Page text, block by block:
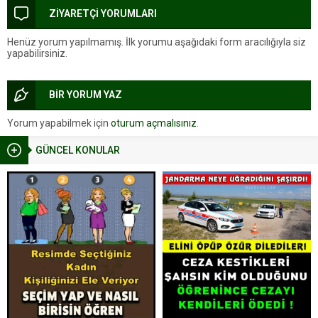
GÜNCEL KONULAR
ZİYARETÇİ YORUMLARI
Henüz yorum yapılmamış. İlk yorumu aşağıdaki form aracılığıyla siz
yapabilirsiniz.
BİR YORUM YAZ
Yorum yapabilmek için oturum açmalısınız